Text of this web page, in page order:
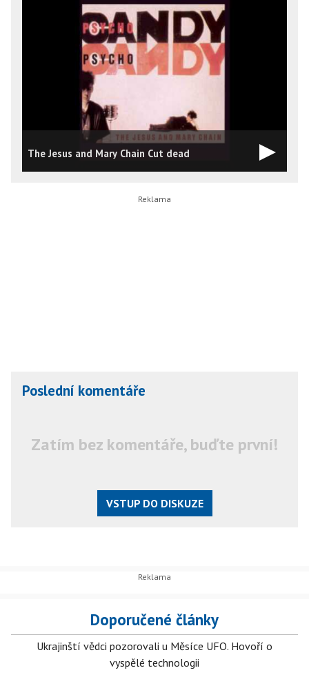
The Jesus and Mary Chain Cut dead
Poslední komentáře
Zatím bez komentáře, buďte první!
VSTUP DO DISKUZE
Doporučené články
Ukrajinští vědci pozorovali u Měsíce UFO. Hovoří o
vyspělé technologii